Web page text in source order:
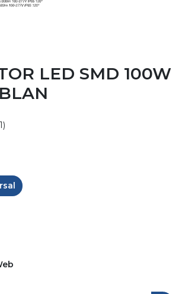
LED SMD 100W